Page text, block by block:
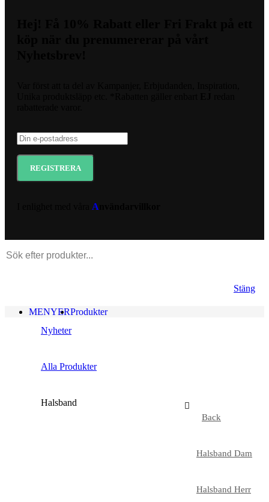
A
Stäng
MENYERProdukter
Nyheter
Alla Produkter
Halsband
Back
Halsband Dam
Halsband Herr